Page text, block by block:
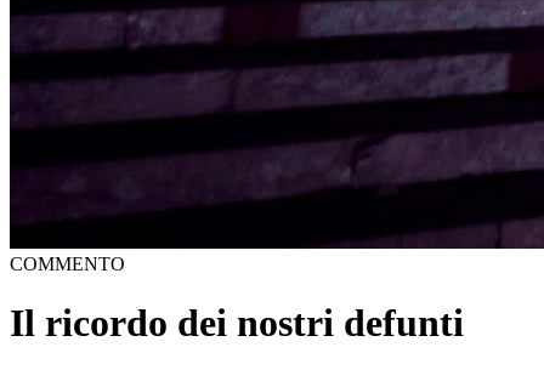
COMMENTO
Il ricordo dei nostri defunti